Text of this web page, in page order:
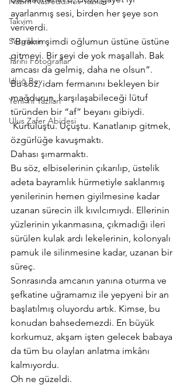
Takvim
Sergilerim
Tarihi Fotoğraflar
Uluğ Bey
Yeni Yıl Yazıları
Ulus Zafer Abidesi
ayarlanmış sesi, birden her şeye son
veriverdi.
“Bırakın şimdi oğlumun üstüne üstüne
gitmeyi. Bir şeyi de yok maşallah. Bak
amcası da gelmiş, daha ne olsun”.
Bu söz, idam fermanını bekleyen bir
mağdurun, karşılaşabileceği lütuf
türünden bir “af” beyanı gibiydi.
Kurtuluştu. Uçuştu. Kanatlanıp gitmek,
özgürlüğe kavuşmaktı.
Dahası şımarmaktı.
Bu söz, elbiselerinin çıkarılıp, üstelik
adeta bayramlık hürmetiyle saklanmış
yenilerinin hemen giyilmesine kadar
uzanan sürecin ilk kıvılcımıydı. Ellerinin
yüzlerinin yıkanmasına, çıkmadığı ileri
sürülen kulak ardı lekelerinin, kolonyalı
pamuk ile silinmesine kadar, uzanan bir
süreç.
Sonrasında amcanın yanına oturma ve
şefkatine uğramamız ile yepyeni bir an
başlatılmış oluyordu artık. Kimse, bu
konudan bahsedemezdi. En büyük
korkumuz, akşam işten gelecek babaya
da tüm bu olayları anlatma imkânı
kalmıyordu.
Oh ne güzeldi.